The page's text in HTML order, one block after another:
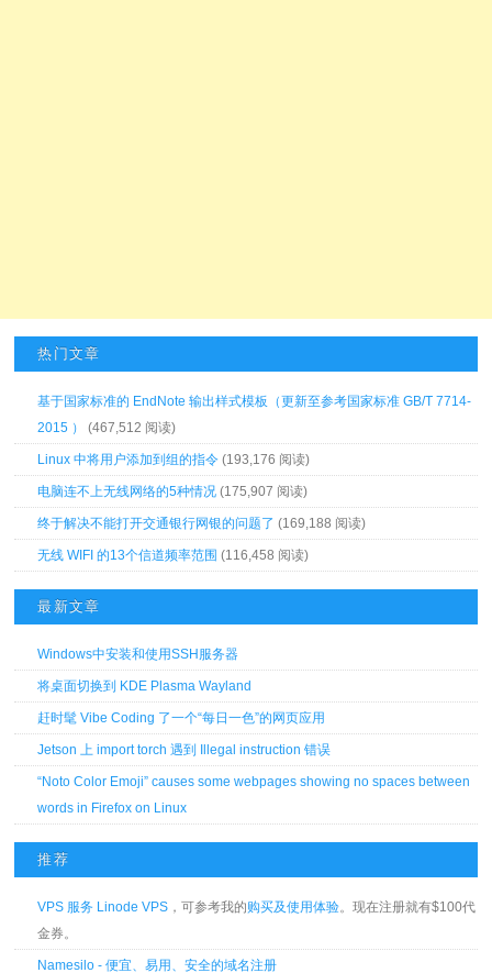
热门文章
基于国家标准的 EndNote 输出样式模板（更新至参考国家标准 GB/T 7714-
2015 ）
(467,512 阅读)
Linux 中将用户添加到组的指令 (193,176 阅读)
电脑连不上无线网络的5种情况 (175,907 阅读)
终于解决不能打开交通银行网银的问题了 (169,188 阅读)
无线 WIFI 的13个信道频率范围 (116,458 阅读)
最新文章
Windows中安装和使用SSH服务器
将桌面切换到 KDE Plasma Wayland
赶时髦 Vibe Coding 了一个“每日一色”的网页应用
Jetson 上 import torch 遇到 Illegal instruction 错误
“Noto Color Emoji” causes some webpages showing no spaces between
words in Firefox on Linux
推荐
VPS 服务 Linode VPS ，可参考我的购买及使用体验。现在注册就有$100代
金券。
Namesilo - 便宜、易用、安全的域名注册